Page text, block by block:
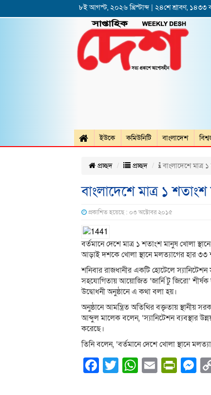
৮ই আগস্ট, ২০২৬ খ্রিস্টাব্দ | ২৪শে শ্রাবণ, ১৪৩৩
ইউকে কমিউনিটি বাংলাদেশ
প্রচ্ছদ প্রচ্ছদ বাংলাদেশে মাত্র
বাংলাদেশে মাত্র ১
প্রকাশিত হয়েছে : ০৩ অক্টোবর ২০১৫
বর্তমানে দেশে মাত্র ১ শতাংশ মানুষ খোলা
আড়াই দশকে খোলা স্থানে মলত্যাগের হার
শনিবার রাজধানীর একটি হোটেলে
সহযোগিতায় আয়োজিত ‘জার্নি টু জিরো’
উদ্বোধনী অনুষ্ঠানে এ কথা বলা হয়।
অনুষ্ঠানে আমন্ত্রিত অতিথির বক্তৃতায় স্থানীয়
আব্দুল মালেক বলেন, ‘স্যানিটেশন ব্যবস্থার
করেছে।
তিনি বলেন, ‘বর্তমানে দেশে খোলা স্থানে
Facebook
Twitter
WhatsApp
Email